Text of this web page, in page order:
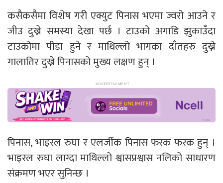
कसैकसैमा विशेष गरी एक्युट पिनास भएमा ज्वरो आउने र
जीउ दुख्ने समस्या देखा पर्छ । टाउको अगाडि झुकाउँदा
टाउकोमा पीडा हुने र माथिल्लो भागका दाँतहरु दुख्ने
गालातिर दुख्ने पिनासको मुख्य लक्षण हुन् ।
पिनास, भाइरल रुघा र एलर्जीक पिनास फरक फरक हुन् ।
भाइरल रुघा लाग्दा माथिल्लो श्वासप्रश्वास नलिको साधारण
संक्रमण भएर सुनिन्छ ।